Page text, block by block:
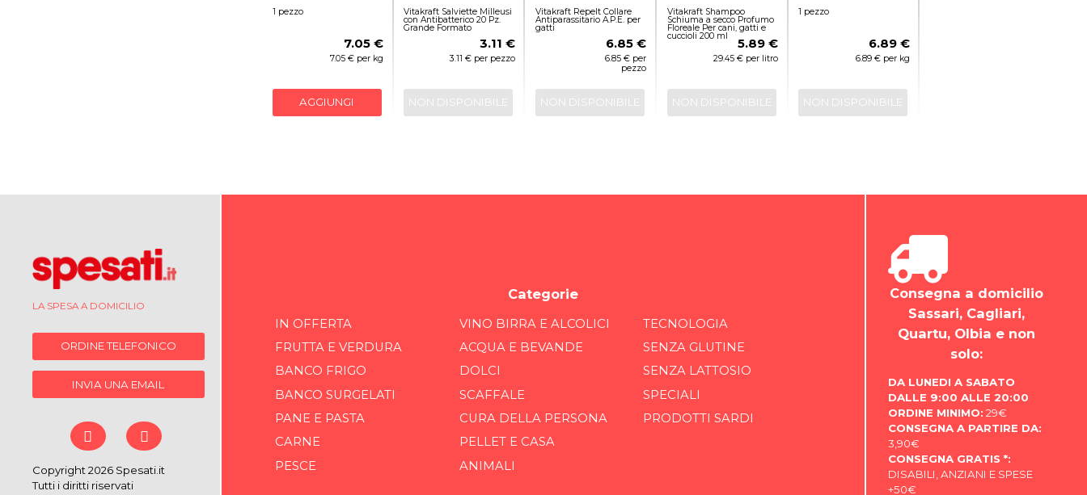
1 pezzo
7.05 €
7.05 € per kg
AGGIUNGI
Vitakraft Salviette Milleusi
con Antibatterico 20 Pz.
Grande Formato
3.11 €
3.11 € per pezzo
NON DISPONIBILE
Vitakraft Repelt Collare
Antiparassitario A.P.E. per
gatti
6.85 €
6.85 € per
pezzo
NON DISPONIBILE
Vitakraft Shampoo
Schiuma a secco Profumo
Floreale Per cani, gatti e
cuccioli 200 ml
5.89 €
29.45 € per litro
NON DISPONIBILE
1 pezzo
6.89 €
6.89 € per kg
NON DISPONIBILE
LA SPESA A DOMICILIO
ORDINE TELEFONICO
INVIA UNA EMAIL
Copyright 2026 Spesati.it
Tutti i diritti riservati
Categorie
IN OFFERTA
FRUTTA E VERDURA
BANCO FRIGO
BANCO SURGELATI
PANE E PASTA
CARNE
PESCE
VINO BIRRA E ALCOLICI
ACQUA E BEVANDE
DOLCI
SCAFFALE
CURA DELLA PERSONA
PELLET E CASA
ANIMALI
TECNOLOGIA
SENZA GLUTINE
SENZA LATTOSIO
SPECIALI
PRODOTTI SARDI
Consegna a domicilio
Sassari, Cagliari,
Quartu, Olbia e non
solo:
DA LUNEDI A SABATO
DALLE 9:00 ALLE 20:00
ORDINE MINIMO: 29€
CONSEGNA A PARTIRE DA:
3,90€
CONSEGNA GRATIS *:
DISABILI, ANZIANI E SPESE
+50€